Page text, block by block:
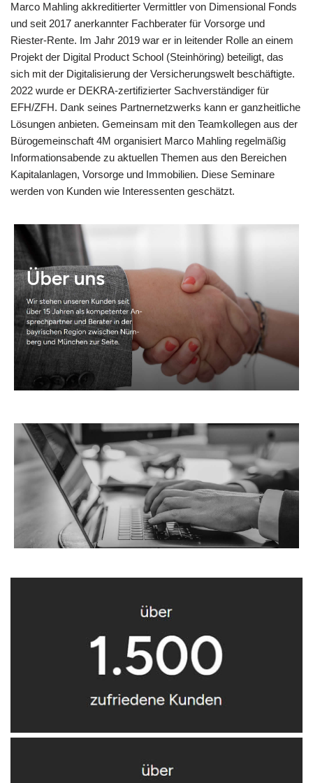
Marco Mahling akkreditierter Vermittler von Dimensional Fonds
und seit 2017 anerkannter Fachberater für Vorsorge und
Riester-Rente. Im Jahr 2019 war er in leitender Rolle an einem
Projekt der Digital Product School (Steinhöring) beteiligt, das
sich mit der Digitalisierung der Versicherungswelt beschäftigte.
2022 wurde er DEKRA-zertifizierter Sachverständiger für
EFH/ZFH. Dank seines Partnernetzwerks kann er ganzheitliche
Lösungen anbieten. Gemeinsam mit den Teamkollegen aus der
Bürogemeinschaft 4M organisiert Marco Mahling regelmäßig
Informationsabende zu aktuellen Themen aus den Bereichen
Kapitalanlagen, Vorsorge und Immobilien. Diese Seminare
werden von Kunden wie Interessenten geschätzt.